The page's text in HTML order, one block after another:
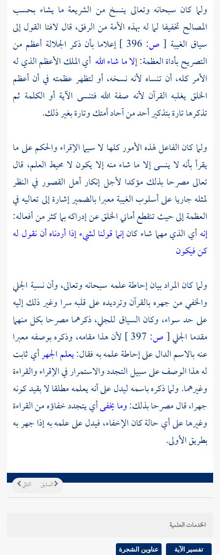
ولما كان سبحانه وتعالى ينسخ من الشريعة ما يشاء بحسب
المصالح تخفيفا لما له بهذه الأمة من الرفق، قال لافتا القول إلى
سياق الغيبة [ ص:
إعلاما بأن ذكر الجلالة أعظم من
التصريح بأداة العظمة:إلا ما شاء الله أي الملك الأعظم الذي له
الأمر كله، أن تنساه لأنه نسخه، أو لتظهر عظمته في أن أعظم
الخلق يغلبه القرآن لأنه صفة الله فتنسى الآية أو الكلمة ثم
تذكرها تارة بتذكير أحد من آحاد أمتك وتارة بغير ذلك.
ولما كان الفاعل لهذه الأمور كلها لا سيما الإقراء والحكم على ما
يقرأ بأنه لا ينسى إلا ما شاء منه إلا يكون لا محيط العلم، قال
تعالى مصرحا بذلك مؤكدا لأجل إنكار أهل القصور في النظر
لمثله جاريا على أسلوب الغيبة معبرا بالضمير إشارة إلى تعاليه في
العظمة إلى حيث تنقطع أماني الخلق عن إدراكه بما كثر من أفعاله:
إنهأي الذي مهما شاء كانإنما قولنا لشيء إذا أردناه أن نقول له
كن فيكون
ولما كان المراد بيان إحاطة علمه سبحانه وتعالى، وأن نسبة الجلي
والخفي من جهره بالقرآن وترديده على قلبه سرا وغير ذلك إليه
على حد سواء، وكان السياق للجلي، ذكرهما مصرحا بكل منهما
مقدما الجلي[ص:
لأن هذا مقامه، وذكره بوصفه معبرا
عنه بالاسم الدال على إحاطة علمه به فقال:يعلم الجهرأي ثابت
له هذا الوصف على سبيل التجدد والاستمرار في الإقراء والقراءة
وغيرهما. ولما ذكره باسمه ليدل على أنه يعلمه مطلقا لا بقيد كونه
جهرا، قال مصرحا بذلك:وما يخفىأي يتجدد خفاؤه من القراءة
وغيرها على أي حالة كان الإخفاء، فيدل على علمه به إذا جهر به
بطريق الأولى.
التالي السابق
الخدمات العلمية
تفسير الآية عناوين الشجرة